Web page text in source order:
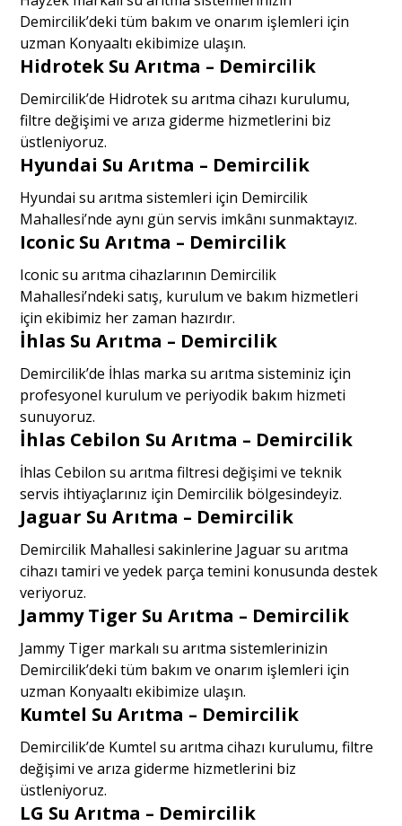
Demircilik’deki tüm bakım ve onarım işlemleri için
uzman Konyaaltı ekibimize ulaşın.
Hidrotek Su Arıtma – Demircilik
Demircilik’de Hidrotek su arıtma cihazı kurulumu,
filtre değişimi ve arıza giderme hizmetlerini biz
üstleniyoruz.
Hyundai Su Arıtma – Demircilik
Hyundai su arıtma sistemleri için Demircilik
Mahallesi’nde aynı gün servis imkânı sunmaktayız.
Iconic Su Arıtma – Demircilik
Iconic su arıtma cihazlarının Demircilik
Mahallesi’ndeki satış, kurulum ve bakım hizmetleri
için ekibimiz her zaman hazırdır.
İhlas Su Arıtma – Demircilik
Demircilik’de İhlas marka su arıtma sisteminiz için
profesyonel kurulum ve periyodik bakım hizmeti
sunuyoruz.
İhlas Cebilon Su Arıtma – Demircilik
İhlas Cebilon su arıtma filtresi değişimi ve teknik
servis ihtiyaçlarınız için Demircilik bölgesindeyiz.
Jaguar Su Arıtma – Demircilik
Demircilik Mahallesi sakinlerine Jaguar su arıtma
cihazı tamiri ve yedek parça temini konusunda destek
veriyoruz.
Jammy Tiger Su Arıtma – Demircilik
Jammy Tiger markalı su arıtma sistemlerinizin
Demircilik’deki tüm bakım ve onarım işlemleri için
uzman Konyaaltı ekibimize ulaşın.
Kumtel Su Arıtma – Demircilik
Demircilik’de Kumtel su arıtma cihazı kurulumu, filtre
değişimi ve arıza giderme hizmetlerini biz
üstleniyoruz.
LG Su Arıtma – Demircilik